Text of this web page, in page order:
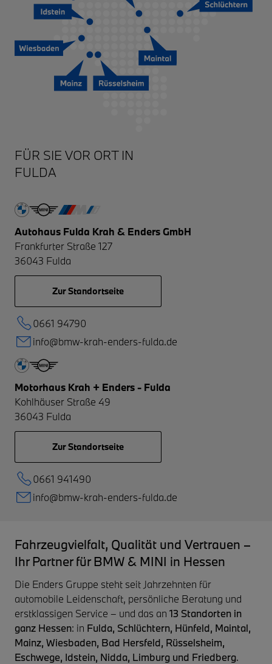
FULDA
Autohaus Fulda Krah & Enders GmbH
Frankfurter Straße 127
36043 Fulda
Zur Standortseite
0661 94790
info@bmw-krah-enders-fulda.de
Motorhaus Krah + Enders - Fulda
Kohlhäuser Straße 49
36043 Fulda
Zur Standortseite
0661 941490
info@bmw-krah-enders-fulda.de
Fahrzeugvielfalt, Qualität und Vertrauen –
Ihr Partner für BMW & MINI in Hessen
Die Enders Gruppe steht seit Jahrzehnten für
automobile Leidenschaft, persönliche Beratung und
erstklassigen Service – und das an 13 Standorten in
ganz Hessen: in Fulda, Schlüchtern, Hünfeld, Maintal,
Mainz, Wiesbaden, Bad Hersfeld, Rüsselsheim,
Eschwege, Idstein, Nidda, Limburg und Friedberg.